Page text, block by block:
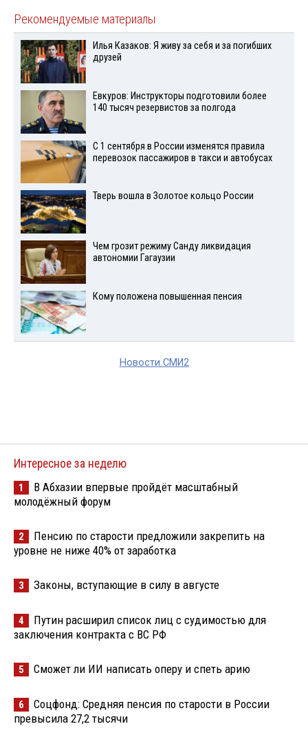
Рекомендуемые материалы
Илья Казаков: Я живу за себя и за погибших
друзей
Евкуров: Инструкторы подготовили более
140 тысяч резервистов за полгода
С 1 сентября в России изменятся правила
перевозок пассажиров в такси и автобусах
Тверь вошла в Золотое кольцо России
Чем грозит режиму Санду ликвидация
автономии Гагаузии
Кому положена повышенная пенсия
Новости СМИ2
Интересное за неделю
1
В Абхазии впервые пройдёт масштабный
молодёжный форум
2
Пенсию по старости предложили закрепить на
уровне не ниже 40% от заработка
3 Законы, вступающие в силу в августе
4
Путин расширил список лиц с судимостью для
заключения контракта с ВС РФ
5 Сможет ли ИИ написать оперу и спеть арию
6
Соцфонд: Средняя пенсия по старости в России
превысила 27,2 тысячи